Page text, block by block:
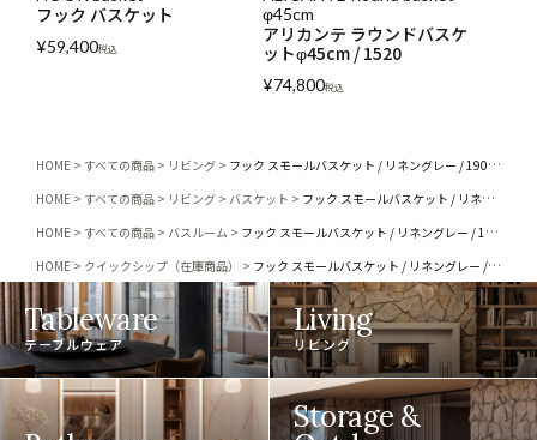
フック バスケット
¥59,400税込
φ45cm
アリカンテ ラウンドバスケ
ットφ45cm / 1520
¥74,800税込
HOME すべての商品 リビング
フック スモールバスケット / リネングレー / 190 / 国内在庫
HOME
すべての商品 リビング バスケット
フック スモールバスケット / リネングレー / 190 / 国内在庫
HOME
すべての商品 バスルーム
フック スモールバスケット / リネングレー / 190 / 国内在庫
HOME
クイックシップ（在庫商品） フック スモールバスケット / リネングレー / 190 / 国内在庫
Tableware
テーブルウェア
Living
リビング
Storage &